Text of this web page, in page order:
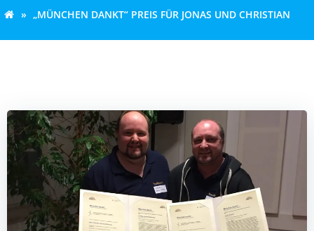
„MÜNCHEN DANKT“ PREIS FÜR JONAS UND CHRISTIAN